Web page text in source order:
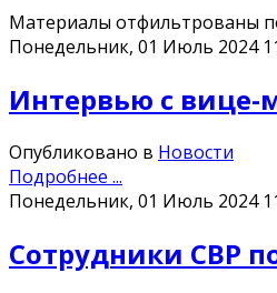
Материалы отфильтрованы
Понедельник, 01 Июль 2024
Интервью с
Опубликовано в Новости
Подробнее ...
Понедельник, 01 Июль 2024
Сотрудники СВР